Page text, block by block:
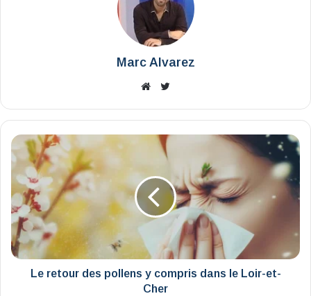
Marc Alvarez
Website
Le
retour
des
pollens
y
compris
dans
le
Loir-
Le retour des pollens y compris dans le Loir-et-
Cher